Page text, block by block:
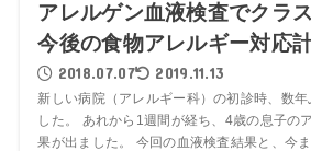
アレルゲン血液検査でクラ
今後の食物アレルギー対応
2018.07.07 2019.11.13
新しい病院（アレルギー科）の初診時、数年
した。 あれから1週間が経ち、4歳の息子の
果が出ました。 今回の血液検査結果と、今